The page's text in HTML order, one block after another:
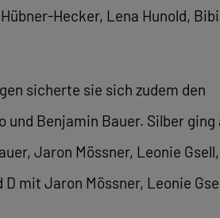
Hecker, Lena Hunold,
sicherte sie sich zudem den
Benjamin Bauer. Silber ging
Jaron Mössner, Leonie Gsell,
mit Jaron Mössner, Leonie